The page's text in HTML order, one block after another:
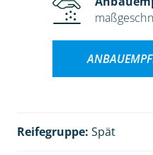
Reifegruppe: Spät